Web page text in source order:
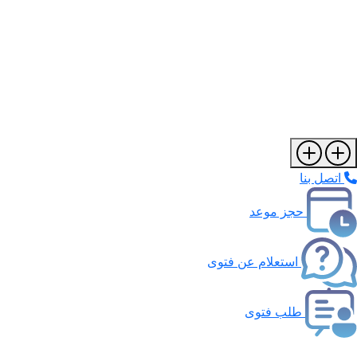
اتصل بنا
حجز موعد
استعلام عن فتوى
طلب فتوى